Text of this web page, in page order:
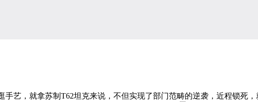
，就拿苏制T62坦克来说，不但实现了部门范畴的逆袭，近程锁死